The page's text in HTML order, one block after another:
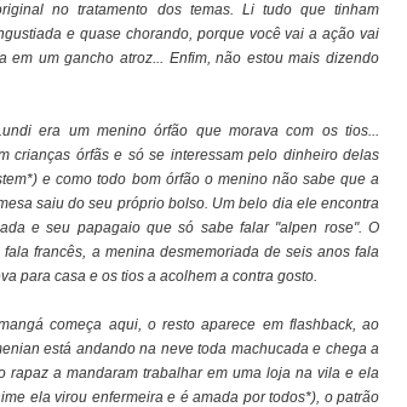
no tratamento dos temas. Li tudo que tinham
e quase chorando, porque você vai a ação vai
em um gancho atroz... Enfim, não estou mais dizendo
era um menino órfão que morava com os tios...
crianças órfãs e só se interessam pelo dinheiro delas
e como todo bom órfão o menino não sabe que a
saiu do seu próprio bolso. Um belo dia ele encontra
e seu papagaio que só sabe falar "alpen rose". O
francês, a menina desmemoriada de seis anos fala
para casa e os tios a acolhem a contra gosto.
começa aqui, o resto aparece em flashback, ao
está andando na neve toda machucada e chega a
rapaz a mandaram trabalhar em uma loja na vila e ela
ela virou enfermeira e é amada por todos*), o patrão